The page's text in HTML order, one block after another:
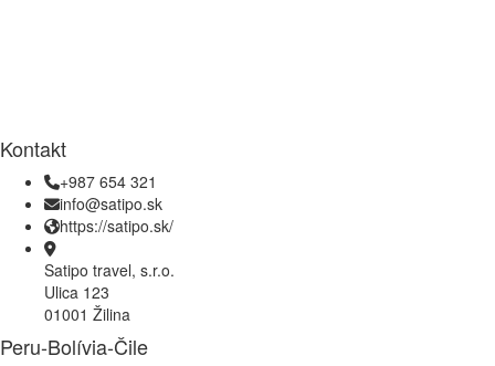
Kontakt
+987 654 321
info@satipo.sk
https://satipo.sk/
Satipo travel, s.r.o.
Ulica 123
01001 Žilina
Peru-Bolívia-Čile